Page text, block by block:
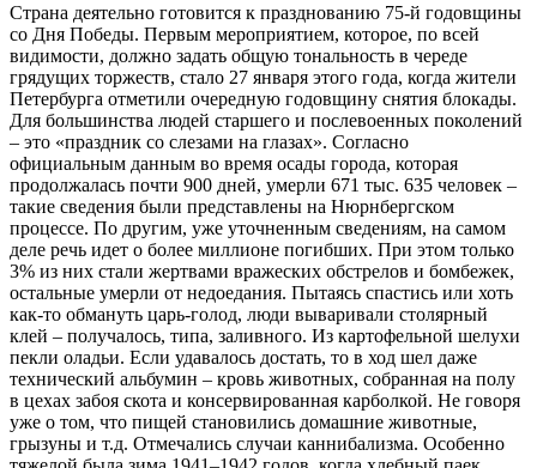
Страна деятельно готовится к празднованию 75-й годовщины
со Дня Победы. Первым мероприятием, которое, по всей
видимости, должно задать общую тональность в череде
грядущих торжеств, стало 27 января этого года, когда жители
Петербурга отметили очередную годовщину снятия блокады.
Для большинства людей старшего и послевоенных поколений
– это «праздник со слезами на глазах». Согласно
официальным данным во время осады города, которая
продолжалась почти 900 дней, умерли 671 тыс. 635 человек –
такие сведения были представлены на Нюрнбергском
процессе. По другим, уже уточненным сведениям, на самом
деле речь идет о более миллионе погибших. При этом только
3% из них стали жертвами вражеских обстрелов и бомбежек,
остальные умерли от недоедания. Пытаясь спастись или хоть
как-то обмануть царь-голод, люди вываривали столярный
клей – получалось, типа, заливного. Из картофельной шелухи
пекли оладьи. Если удавалось достать, то в ход шел даже
технический альбумин – кровь животных, собранная на полу
в цехах забоя скота и консервированная карболкой. Не говоря
уже о том, что пищей становились домашние животные,
грызуны и т.д. Отмечались случаи каннибализма. Особенно